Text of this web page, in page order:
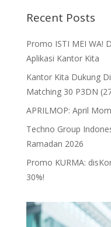
Recent Posts
Promo ISTI MEI WA!
Aplikasi Kantor Kita
Kantor Kita Dukung
Matching 30 P3DN
APRILMOP: April
Techno Group
Ramadan 2026
Promo KURMA:
30%!